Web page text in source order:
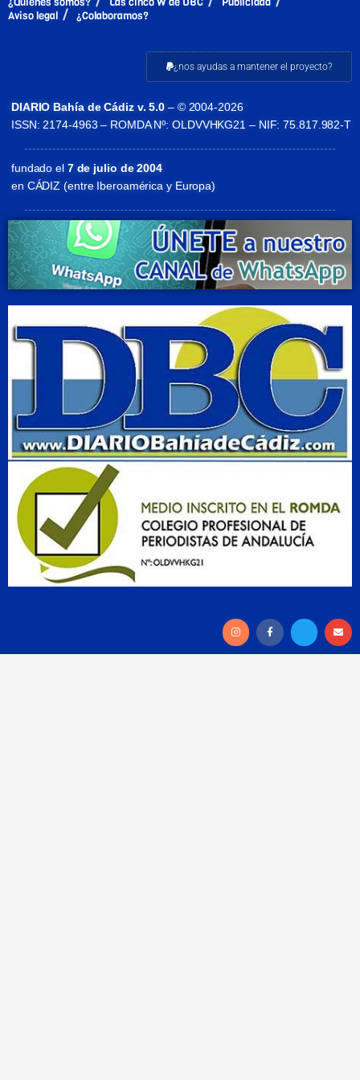
Aviso legal
¿Colaboramos?
¿nos ayudas a mantener el proyecto?
DIARIO Bahía de Cádiz v. 5.0 – © 2004-2026
ISSN: 2174-4963 – ROMDA Nº: OLDVVHKG21 – NIF: 75.817.982-T
fundado el7 de julio de 2004
en CÁDIZ (entre Iberoamérica y Europa)